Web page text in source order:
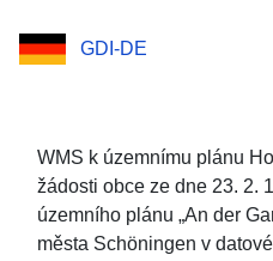
prodloužení
změna)
GDI-DE
WMS k územnímu plánu
žádosti obce ze dne 23. 2.
územního plánu „An der
města Schöningen v